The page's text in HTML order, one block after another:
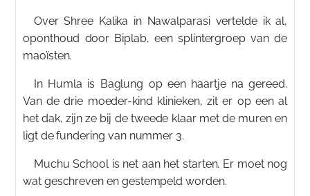
Over Shree Kalika in Nawalparasi vertelde ik al,
oponthoud door Biplab, een splintergroep van de
maoïsten.
In Humla is Baglung op een haartje na gereed.
Van de drie moeder-kind klinieken, zit er op een al
het dak, zijn ze bij de tweede klaar met de muren en
ligt de fundering van nummer 3.
Muchu School is net aan het starten. Er moet nog
wat geschreven en gestempeld worden.